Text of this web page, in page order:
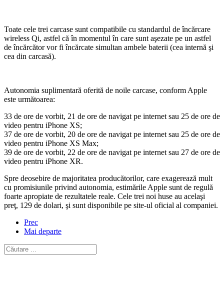
Toate cele trei carcase sunt compatibile cu standardul de încărcare
wireless Qi, astfel că în momentul în care sunt aşezate pe un astfel
de încărcător vor fi încărcate simultan ambele baterii (cea internă şi
cea din carcasă).
Autonomia suplimentară oferită de noile carcase, conform Apple
este următoarea:
33 de ore de vorbit, 21 de ore de navigat pe internet sau 25 de ore de
video pentru iPhone XS;
37 de ore de vorbit, 20 de ore de navigat pe internet sau 25 de ore de
video pentru iPhone XS Max;
39 de ore de vorbit, 22 de ore de navigat pe internet sau 27 de ore de
video pentru iPhone XR.
Spre deosebire de majoritatea producătorilor, care exagerează mult
cu promisiunile privind autonomia, estimările Apple sunt de regulă
foarte apropiate de rezultatele reale. Cele trei noi huse au acelaşi
preţ, 129 de dolari, şi sunt disponibile pe site-ul oficial al companiei.
Prec
Mai departe